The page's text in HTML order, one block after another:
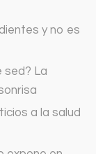
y no es
sed? La
a la salud